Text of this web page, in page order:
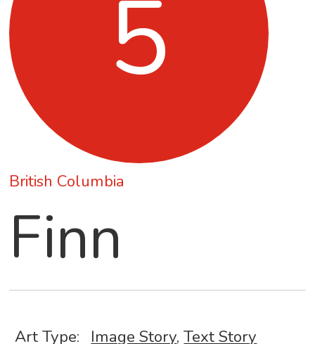
5
British Columbia
Finn
Art Type: Image Story,Text Story